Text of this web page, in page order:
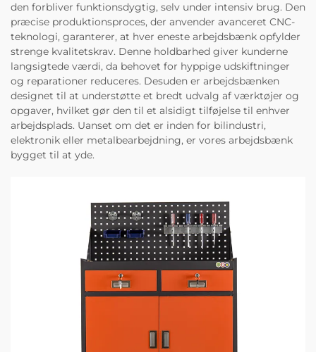
den forbliver funktionsdygtig, selv under intensiv brug. Den
præcise produktionsproces, der anvender avanceret CNC-
teknologi, garanterer, at hver eneste arbejdsbænk opfylder
strenge kvalitetskrav. Denne holdbarhed giver kunderne
langsigtede værdi, da behovet for hyppige udskiftninger
og reparationer reduceres. Desuden er arbejdsbænken
designet til at understøtte et bredt udvalg af værktøjer og
opgaver, hvilket gør den til et alsidigt tilføjelse til enhver
arbejdsplads. Uanset om det er inden for bilindustri,
elektronik eller metalbearbejdning, er vores arbejdsbænk
bygget til at yde.